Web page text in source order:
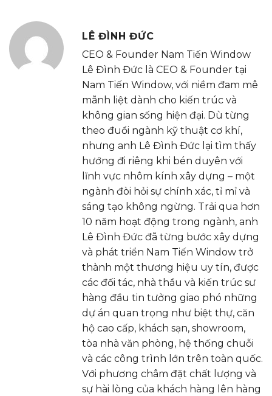
LÊ ĐÌNH ĐỨC
CEO & Founder Nam Tiến Window
Lê Đình Đức là CEO & Founder tại
Nam Tiến Window, với niềm đam mê
mãnh liệt dành cho kiến trúc và
không gian sống hiện đại. Dù từng
theo đuổi ngành kỹ thuật cơ khí,
nhưng anh Lê Đình Đức lại tìm thấy
hướng đi riêng khi bén duyên với
lĩnh vực nhôm kính xây dựng – một
ngành đòi hỏi sự chính xác, tỉ mỉ và
sáng tạo không ngừng. Trải qua hơn
10 năm hoạt động trong ngành, anh
Lê Đình Đức đã từng bước xây dựng
và phát triển Nam Tiến Window trở
thành một thương hiệu uy tín, được
các đối tác, nhà thầu và kiến trúc sư
hàng đầu tin tưởng giao phó những
dự án quan trọng như biệt thự, căn
hộ cao cấp, khách sạn, showroom,
tòa nhà văn phòng, hệ thống chuỗi
và các công trình lớn trên toàn quốc.
Với phương châm đặt chất lượng và
sự hài lòng của khách hàng lên hàng